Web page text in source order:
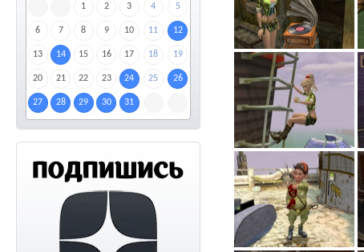
1 2 3 4 5
6 7 8 9 10 11 12
13 14 15 16 17 18 19
20 21 22 23 24 25 26
27 28 29 30 31